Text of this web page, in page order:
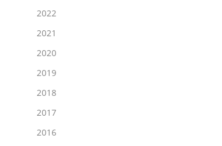
2022
2021
2020
2019
2018
2017
2016